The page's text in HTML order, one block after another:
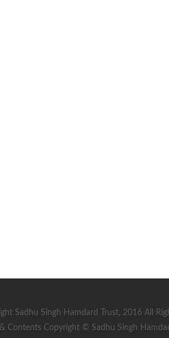
Sadhu Singh Hamdard Trust, 2016 All
Contents Copyright © Sadhu Singh